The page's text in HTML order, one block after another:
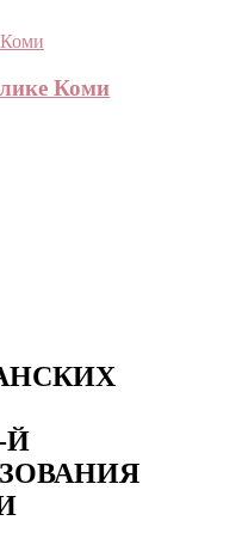
Коми
Й